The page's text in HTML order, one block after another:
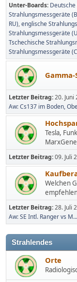
Unter-Boards
Strahlungsmessgeräte
RU) englische
Strahlungsmessgeräte
Tschechische
Strahlungsmessgeräte
Letzter Beitrag:20. Juni
Aw: Cs137 im Boden,
Tesla,
Letzter Beitrag:09. Juli
Welchen
Letzter Beitrag:28. Juli
Aw: SE Intl. Ranger vs M...
Strahlendes
Orte